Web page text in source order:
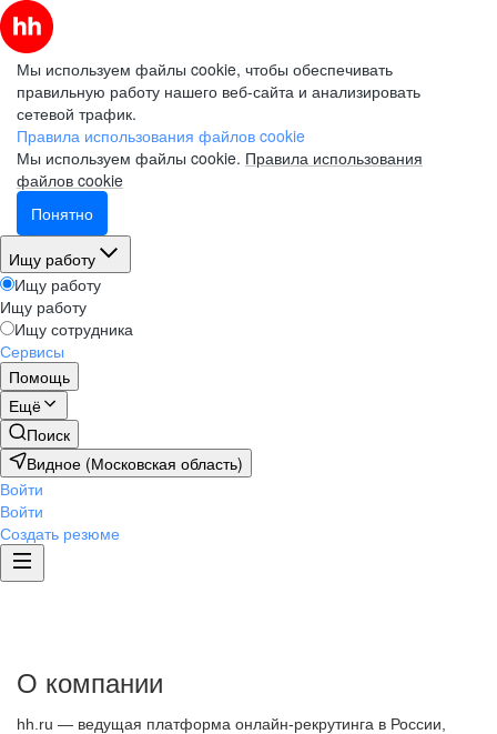
Мы используем файлы cookie, чтобы обеспечивать
правильную работу нашего веб-сайта и анализировать
сетевой трафик.
Правила использования файлов cookie
Мы используем файлы cookie. Правила использования
файлов cookie
Понятно
Ищу работу
Ищу работу
Ищу работу
Ищу сотрудника
Сервисы
Помощь
Ещё
Поиск
Видное (Московская область)
Войти
Войти
Создать резюме
О компании
hh.ru — ведущая платформа онлайн-рекрутинга в России,